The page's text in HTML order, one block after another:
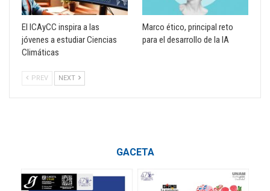
El ICAyCC inspira a las
jóvenes a estudiar Ciencias
Climáticas
Marco ético, principal reto
para el desarrollo de la IA
PREV NEXT
GACETA